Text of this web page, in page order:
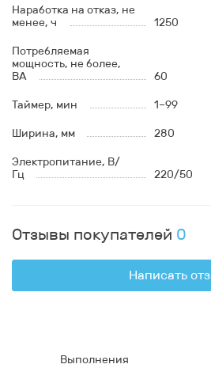
Наработка на отказ, не
менее, ч
1250
Потребляемая
мощность, не более,
ВА
60
Таймер, мин 1–99
Ширина, мм 280
Электропитание, В/
Гц
220/50
Отзывы покупателей 0
Написать
Выполнения